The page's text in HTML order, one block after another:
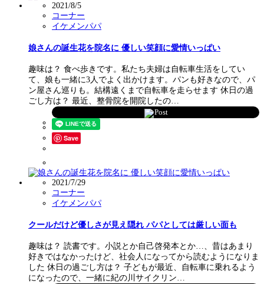
2021/8/5
コーナー
イケメンパパ
娘さんの誕生花を院名に 優しい笑顔に愛情いっぱい
趣味は？ 食べ歩きです。私たち夫婦は自転車生活をしてい
て、娘も一緒に3人でよく出かけます。パンも好きなので、パ
ン屋さん巡りも。結構遠くまで自転車を走らせます 休日の過
ごし方は？ 最近、整骨院を開院したの…
Post
Save
2021/7/29
コーナー
イケメンパパ
クールだけど優しさが見え隠れ パパとしては厳しい面も
趣味は？ 読書です。小説とか自己啓発本とか…、昔はあまり
好きではなかったけど、社会人になってから読むようになりま
した 休日の過ごし方は？ 子どもが最近、自転車に乗れるよう
になったので、一緒に紀の川サイクリン…